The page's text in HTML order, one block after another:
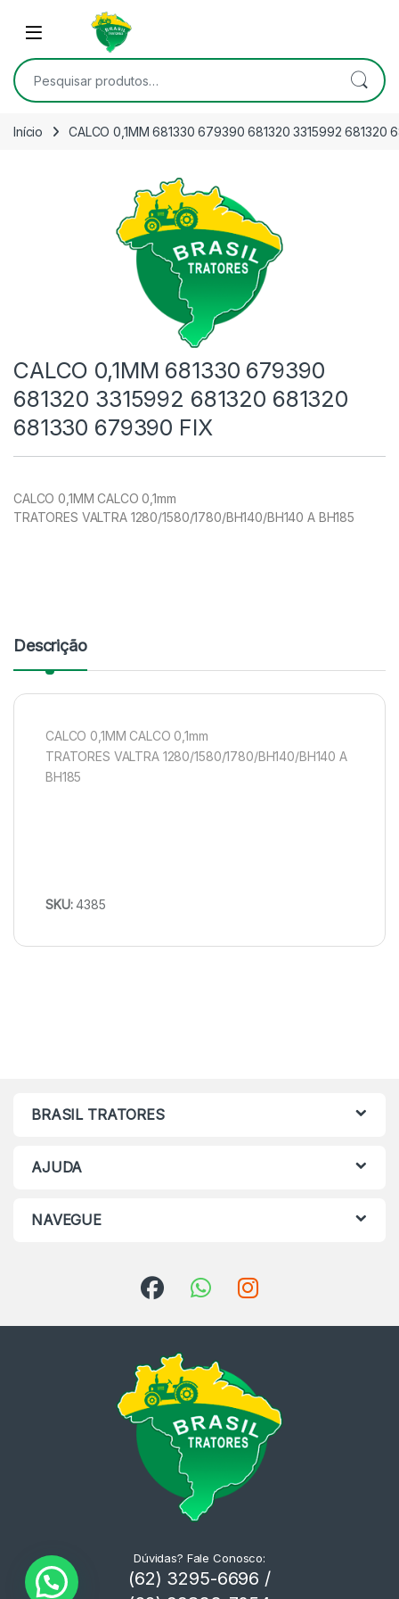
Skip to navigation
Open
Pesquisar por:
Início CALCO 0,1MM 681330 679390 681320 3315992 681320
CALCO 0,1MM 681330 679390
681320 3315992 681320 681320
681330 679390 FIX
CALCO 0,1MM CALCO 0,1mm
TRATORES VALTRA 1280/1580/1780/BH140/BH140 A BH185
Descrição
CALCO 0,1MM CALCO 0,1mm
TRATORES VALTRA 1280/1580/1780/BH140/BH140 A
BH185
SKU:4385
BRASIL TRATORES
AJUDA
NAVEGUE
Dúvidas? Fale Conosco:
(62) 3295-6696 /